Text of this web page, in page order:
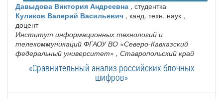
Давыдова Виктория Андреевна , студентка
Куликов Валерий Васильевич , канд. техн. наук ,
доцент
Институт информационных технологий и
телекоммуникаций ФГАОУ ВО «Северо-Кавказский
федеральный университет» , Ставропольский край
«Сравнительный анализ российских блочных
шифров»